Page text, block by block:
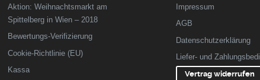
Aktion: Weihnachtsmarkt am
Spittelberg in Wien – 2018
Bewertungs-Verifizierung
Cookie-Richtlinie (EU)
Kassa
Impressum
AGB
Datenschutzerklärung
Liefer- und
Vertrag widerrufen